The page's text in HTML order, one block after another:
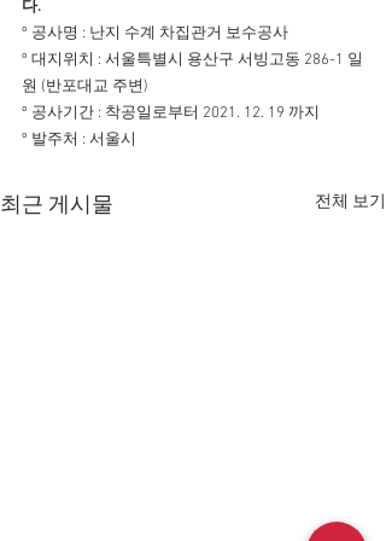
다.
º 공사명 : 난지 수계 차집관거 보수공사
º 대지위치 : 서울특별시 용산구 서빙고동 286-1 일
원 (반포대교 주변)
º 공사기간 : 착공일로부터 2021. 12. 19 까지
º 발주처 : 서울시
최근 게시물 전체 보기